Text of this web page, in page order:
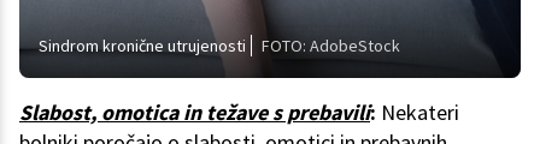
Sindrom kronične utrujenosti FOTO: AdobeStock
Slabost, omotica in težave s prebavili: Nekateri